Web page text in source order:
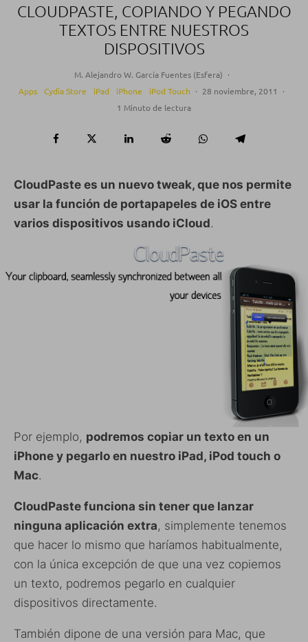
CLOUDPASTE, COPIANDO Y PEGANDO
TEXTOS ENTRE NUESTROS
DISPOSITIVOS
M. Alejandro W. García Fuentes (Esfera) ·
Apps
Cydia Store iPad iPhone iPod Touch · 28 noviembre, 2011
·
1 Minuto de lectura
CloudPaste es un nuevo tweak, que nos permite
usar la función de portapapeles de iOS entre
varios dispositivos usando iCloud.
Por ejemplo, podremos copiar un texto en un
iPhone y pegarlo en nuestro iPad, iPod touch o
Mac.
CloudPaste funciona sin tener que lanzar
ninguna aplicación extra, simplemente tenemos
que hacer lo mismo que haríamos habitualmente,
con la única excepción de que una vez copiemos
un texto, podremos pegarlo en cualquier
dispositivos directamente.
También dipone de una versión para Mac, que